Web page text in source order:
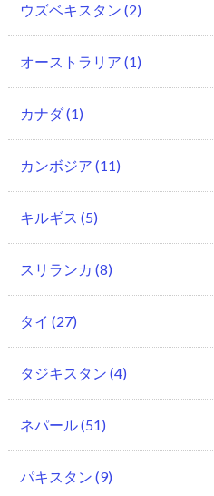
ウズベキスタン (2)
オーストラリア (1)
カナダ(1)
カンボジア (11)
キルギス (5)
スリランカ (8)
タイ (27)
タジキスタン (4)
ネパール(51)
パキスタン (9)